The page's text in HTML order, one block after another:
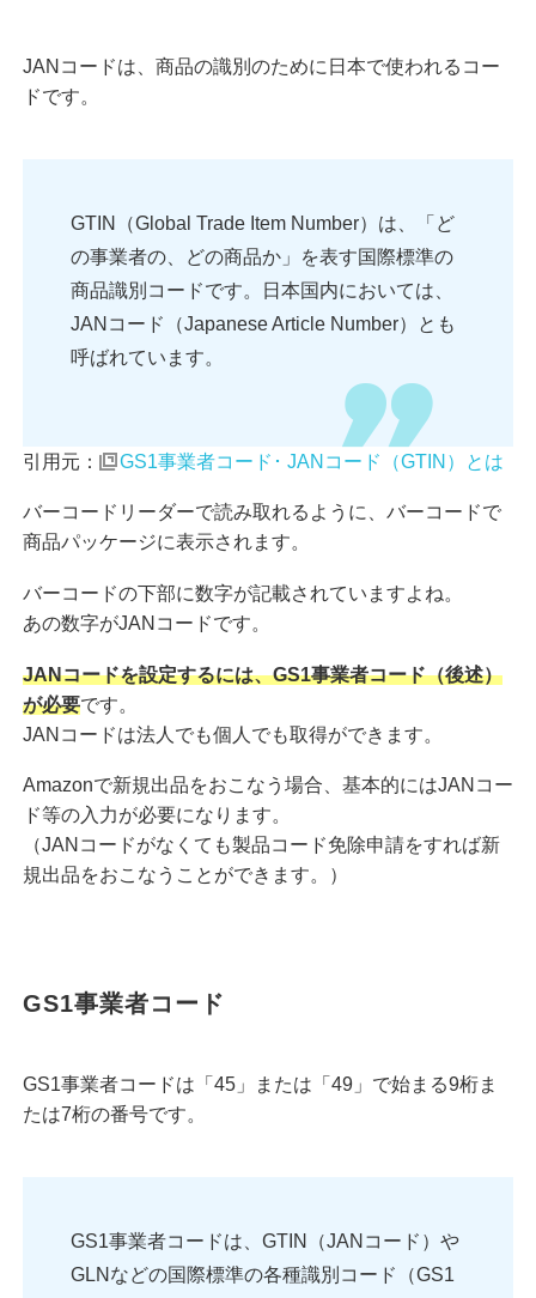
JANコードは、商品の識別のために日本で使われるコー
ドです。
GTIN（Global Trade Item Number）は、「ど
の事業者の、どの商品か」を表す国際標準の
商品識別コードです。日本国内においては、
JANコード（Japanese Article Number）とも
呼ばれています。
引用元： GS1事業者コード･ JANコード（GTIN）とは
バーコードリーダーで読み取れるように、バーコードで
商品パッケージに表示されます。
バーコードの下部に数字が記載されていますよね。
あの数字がJANコードです。
JANコードを設定するには、GS1事業者コード（後述）
が必要です。
JANコードは法人でも個人でも取得ができます。
Amazonで新規出品をおこなう場合、基本的にはJANコー
ド等の入力が必要になります。
（JANコードがなくても製品コード免除申請をすれば新
規出品をおこなうことができます。）
GS1事業者コード
GS1事業者コードは「45」または「49」で始まる9桁ま
たは7桁の番号です。
GS1事業者コードは、GTIN（JANコード）や
GLNなどの国際標準の各種識別コード（GS1